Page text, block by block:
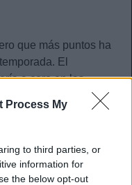
Process My
to third parties, or
information for
the below opt-out
que más puntos ha
El
a cero en las
‘clean sheets’ en 41
225 puntos, Sivera
del Levante con 202.